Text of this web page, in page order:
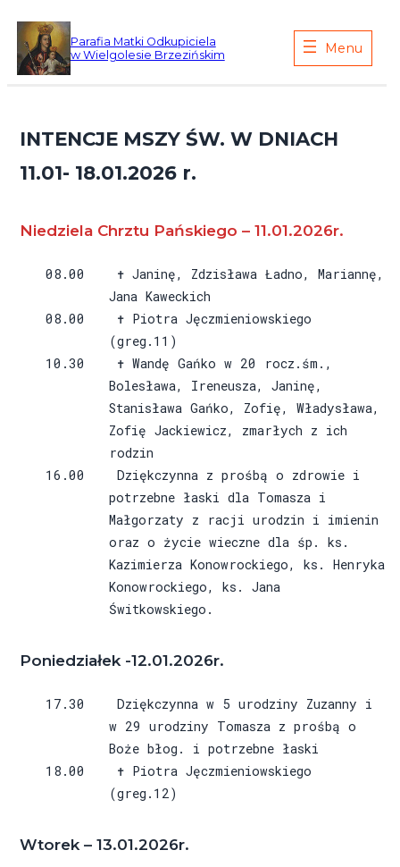
treści
Parafia Matki Odkupiciela
w Wielgolesie Brzezińskim
INTENCJE MSZY ŚW. W DNIACH
11.01- 18.01.2026 r.
Niedziela Chrztu Pańskiego – 11.01.2026r.
08.00 ✝ Janinę, Zdzisława Ładno, Mariannę,
Jana Kaweckich
08.00 ✝ Piotra Jęczmieniowskiego
(greg.11)
10.30 ✝ Wandę Gańko w 20 rocz.śm.,
Bolesława, Ireneusza, Janinę,
Stanisława Gańko, Zofię, Władysława,
Zofię Jackiewicz, zmarłych z ich
rodzin
16.00 Dziękczynna z prośbą o zdrowie i
potrzebne łaski dla Tomasza i
Małgorzaty z racji urodzin i imienin
oraz o życie wieczne dla śp. ks.
Kazimierza Konowrockiego, ks. Henryka
Konowrockiego, ks. Jana
Świtkowskiego.
Poniedziałek -12.01.2026r.
17.30 Dziękczynna w 5 urodziny Zuzanny i
w 29 urodziny Tomasza z prośbą o
Boże błog. i potrzebne łaski
18.00 ✝ Piotra Jęczmieniowskiego
(greg.12)
Wtorek – 13.01.2026r.